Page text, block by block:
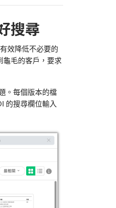
搜尋
效降低不必要的
龜毛的客戶，要求
。每個版本的檔
的搜尋欄位輸入